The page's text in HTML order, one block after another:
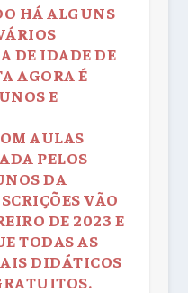
HÁ ALGUNS
DE IDADE DE
AGORA É
E
AULAS
PELOS
DA
VÃO
DE 2023 E
TODAS AS
DIDÁTICOS